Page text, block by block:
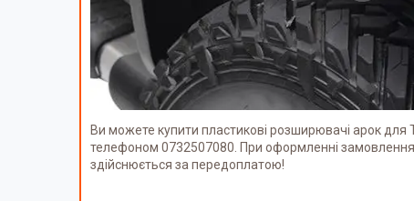
Ви можете купити пластикові розширювачі арок
телефоном 0732507080. При оформленні
здійснюється за передоплатою!